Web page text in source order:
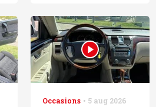
Occasions 5 aug 2026